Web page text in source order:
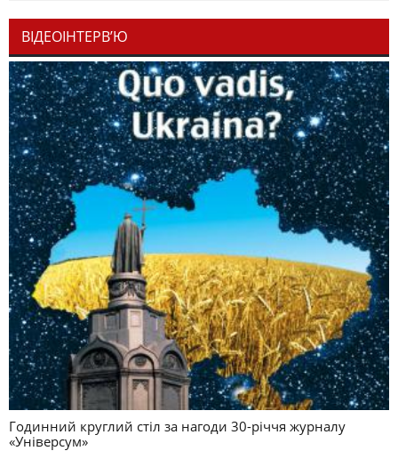
ВІДЕОІНТЕРВ’Ю
Годинний круглий стіл за нагоди 30-річчя журналу
«Універсум»